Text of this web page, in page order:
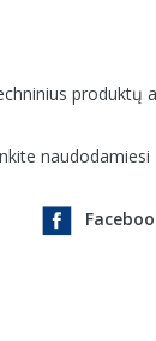
produktų